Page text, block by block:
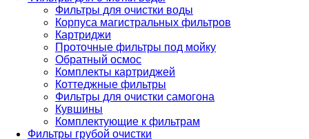
Фильтры для очистки воды
Корпуса магистральных фильтров
Картриджи
Проточные фильтры под мойку
Обратный осмос
Комплекты картриджей
Коттеджные фильтры
Фильтры для очистки самогона
Кувшины
Комплектующие к фильтрам
Фильтры грубой очистки